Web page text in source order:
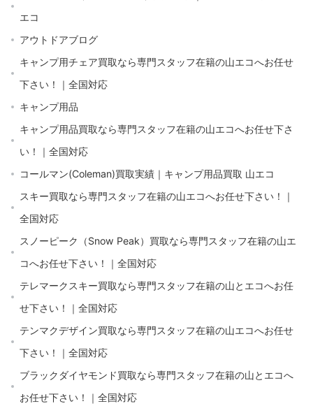
エコ
アウトドアブログ
キャンプ用チェア買取なら専門スタッフ在籍の山エコへお任せ
下さい！｜全国対応
キャンプ用品
キャンプ用品買取なら専門スタッフ在籍の山エコへお任せ下さ
い！｜全国対応
コールマン(Coleman)買取実績｜キャンプ用品買取 山エコ
スキー買取なら専門スタッフ在籍の山エコへお任せ下さい！｜
全国対応
スノーピーク（Snow Peak）買取なら専門スタッフ在籍の山エ
コへお任せ下さい！｜全国対応
テレマークスキー買取なら専門スタッフ在籍の山とエコへお任
せ下さい！｜全国対応
テンマクデザイン買取なら専門スタッフ在籍の山エコへお任せ
下さい！｜全国対応
ブラックダイヤモンド買取なら専門スタッフ在籍の山とエコへ
お任せ下さい！｜全国対応